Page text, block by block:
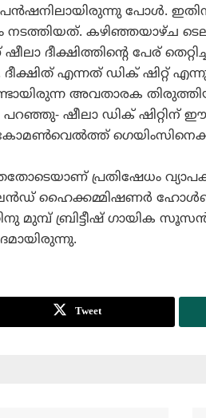
പോള്‍.
നടത്തിയത്‌. കഴിഞ്ഞയാഴ്‌ച
ദീക്ഷിത്തിന്റെ പേര്‌
എന്നത്‌ ഡിക്‌ ഷിറ്റ്‌
അവതാരക
ഷീലാ ഡിക്‌ ഷിറ്റിന്‌
പ്രതിഷേധം
ഹൈക്കമ്മിഷണര്‍
മുമ്പ്‌ ബ്രിട്ടീഷ്‌ ഗായിക
Tweet